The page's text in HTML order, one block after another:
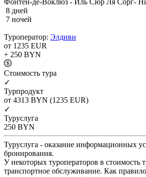
8 дней
7 ночей
Туроператор: Элдиви
от 1235 EUR
+ 250 BYN
Cтоимость тура
✓
Турпродукт
от 4313 BYN (1235 EUR)
✓
Туруслуга
250 BYN
Туруслуга - оказание информационных
бронирования.
У некоторых туроператоров в стоимость
транспортное обслуживание. Как